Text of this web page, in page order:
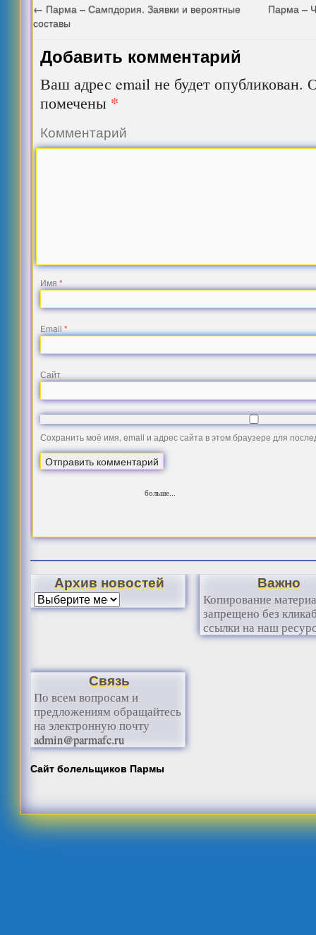
← Парма – Сампдория. Заявки и вероятные
составы
Парма –
Добавить комментарий
Ваш адрес email не будет опубликован.
помечены *
Комментарий
Имя*
Email*
Сайт
Сохранить моё имя, email и адрес сайта в этом браузере для
больше...
Архив новостей Важно
Копирование
запрещено без
ссылки на наш
Связь
По всем вопросам и
предложениям обращайтесь
на электронную почту
admin@parmafc.ru
Сайт болельщиков Пармы